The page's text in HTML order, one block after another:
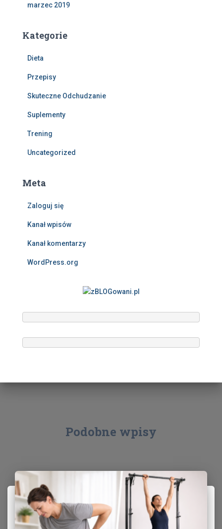
marzec 2019
Kategorie
Dieta
Przepisy
Skuteczne Odchudzanie
Suplementy
Trening
Uncategorized
Meta
Zaloguj się
Kanał wpisów
Kanał komentarzy
WordPress.org
Podobne wpisy